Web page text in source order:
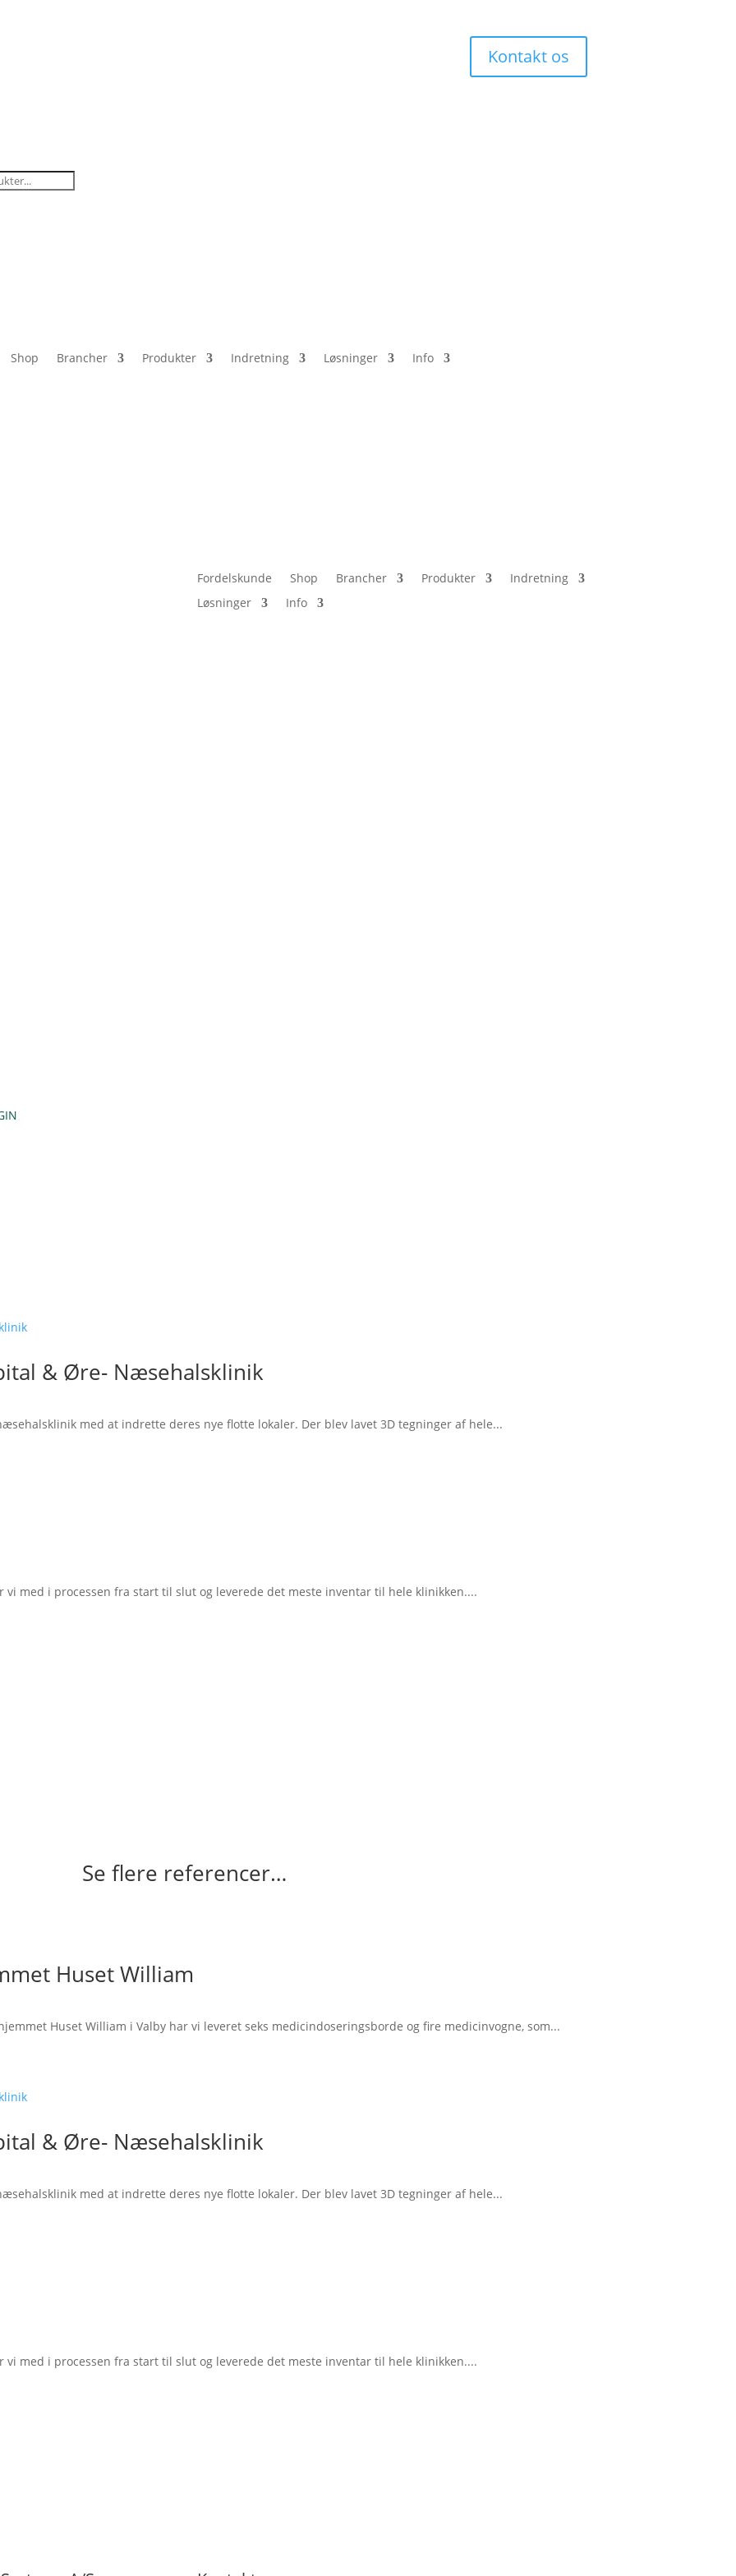
Kontakt os
Shop Brancher Produkter Indretning Løsninger Info
Fordelskunde Shop Brancher Produkter
Indretning
Løsninger
Info
& Øre- Næsehalsklinik
med at indrette deres nye flotte lokaler. Der blev lavet 3D tegninger af hele...
med i processen fra start til slut og leverede det meste inventar til hele klinikken....
Se flere referencer…
Huset William
Huset William i Valby har vi leveret seks medicindoseringsborde og fire medicinvogne, som...
& Øre- Næsehalsklinik
med at indrette deres nye flotte lokaler. Der blev lavet 3D tegninger af hele...
med i processen fra start til slut og leverede det meste inventar til hele klinikken....